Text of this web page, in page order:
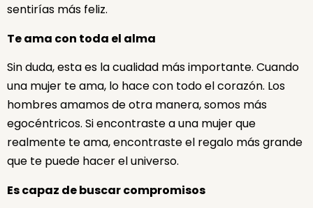
sentirías más feliz.
Te ama con toda el alma
Sin duda, esta es la cualidad más importante. Cuando
una mujer te ama, lo hace con todo el corazón. Los
hombres amamos de otra manera, somos más
egocéntricos. Si encontraste a una mujer que
realmente te ama, encontraste el regalo más grande
que te puede hacer el universo.
Es capaz de buscar compromisos